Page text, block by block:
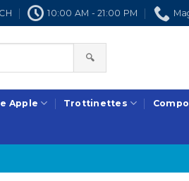
10:00 AM - 21:00 PM
🔍
Apple Trottinettes